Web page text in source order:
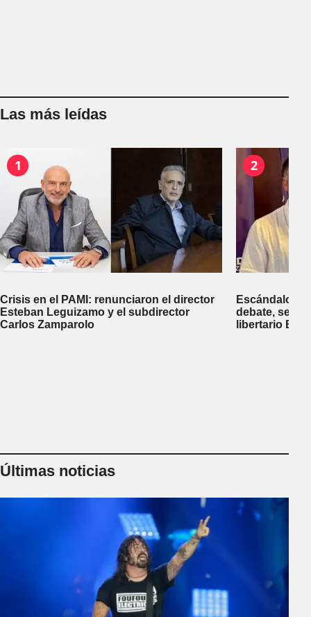
Las más leídas
1
Crisis en el PAMI: renunciaron el director
Esteban Leguizamo y el subdirector
Carlos Zamparolo
2
Escándalo
debate, se
libertario
Últimas noticias